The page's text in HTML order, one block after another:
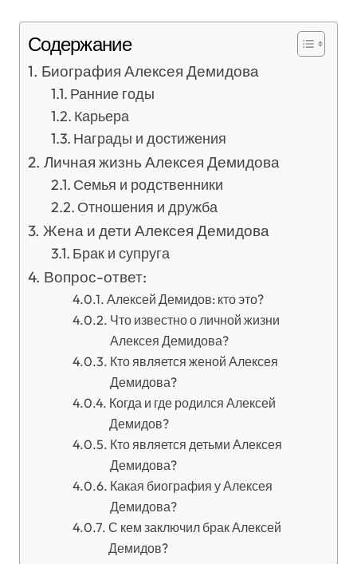
Содержание
Биография Алексея Демидова
Ранние годы
Карьера
Награды и достижения
Личная жизнь Алексея Демидова
Семья и родственники
Отношения и дружба
Жена и дети Алексея Демидова
Брак и супруга
Вопрос-ответ:
Алексей Демидов: кто это?
Что известно о личной жизни
Алексея Демидова?
Кто является женой Алексея
Демидова?
Когда и где родился Алексей
Демидов?
Кто является детьми Алексея
Демидова?
Какая биография у Алексея
Демидова?
С кем заключил брак Алексей
Демидов?